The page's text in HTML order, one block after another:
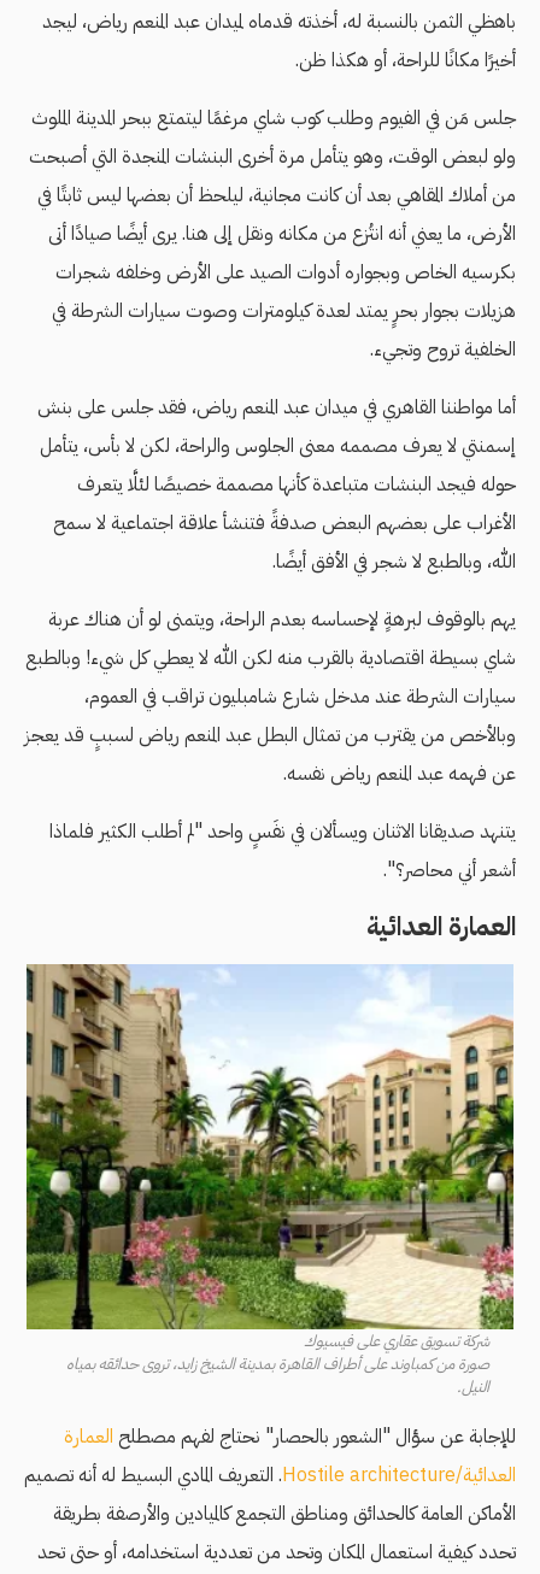
باهظي الثمن بالنسبة له، أخذته قدماه لميدان عبد المنعم رياض، ليجد
أخيرًا مكانًا للراحة، أو هكذا ظن.
جلس مَن في الفيوم وطلب كوب شاي مرغمًا ليتمتع ببحر المدينة الملوث
ولو لبعض الوقت، وهو يتأمل مرة أخرى البنشات المنجدة التي أصبحت
من أملاك المقاهي بعد أن كانت مجانية، ليلحظ أن بعضها ليس ثابتًا في
الأرض، ما يعني أنه انتُزع من مكانه ونقل إلى هنا. يرى أيضًا صيادًا أتى
بكرسيه الخاص وبجواره أدوات الصيد على الأرض وخلفه شجرات
هزيلات بجوار بحرٍ يمتد لعدة كيلومترات وصوت سيارات الشرطة في
الخلفية تروح وتجيء.
أما مواطننا القاهري في ميدان عبد المنعم رياض، فقد جلس على بنش
إسمنتي لا يعرف مصممه معنى الجلوس والراحة، لكن لا بأس، يتأمل
حوله فيجد البنشات متباعدة كأنها مصممة خصيصًا لئلَّا يتعرف
الأغراب على بعضهم البعض صدفةً فتنشأ علاقة اجتماعية لا سمح
الله، وبالطبع لا شجر في الأفق أيضًا.
يهم بالوقوف لبرهةٍ لإحساسه بعدم الراحة، ويتمنى لو أن هناك عربة
شاي بسيطة اقتصادية بالقرب منه لكن الله لا يعطي كل شيء! وبالطبع
سيارات الشرطة عند مدخل شارع شامبليون تراقب في العموم،
وبالأخص من يقترب من تمثال البطل عبد المنعم رياض لسببٍ قد يعجز
عن فهمه عبد المنعم رياض نفسه.
يتنهد صديقانا الاثنان ويسألان في نفَسٍ واحد "لم أطلب الكثير فلماذا
أشعر أني محاصر؟".
العمارة العدائية
شركة تسويق عقاري على فيسيوك
صورة من كمباوند على أطراف القاهرة بمدينة الشيخ زايد، تروى حدائقه بمياه
النيل.
للإجابة عن سؤال "الشعور بالحصار" نحتاج لفهم مصطلح العمارة
العدائية/Hostile architecture
. التعريف المادي البسيط له أنه تصميم
الأماكن العامة كالحدائق ومناطق التجمع كالميادين والأرصفة بطريقة
تحدد كيفية استعمال المكان وتحد من تعددية استخدامه، أو حتى تحد